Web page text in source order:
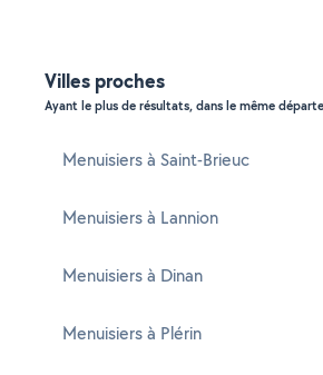
Villes proches
Ayant le plus de résultats, dans le même
Menuisiers à Saint-Brieuc
Menuisiers à Lannion
Menuisiers à Dinan
Menuisiers à Plérin